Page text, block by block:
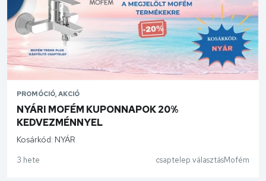
PROMÓCIÓ, AKCIÓ
NYÁRI MOFÉM KUPONNAPOK 20%
KEDVEZMÉNNYEL
Kosárkód: NYÁR
3 hete csaptelep választásMofém